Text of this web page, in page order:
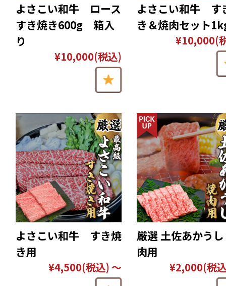
よさこい和牛 ロース
すき焼き600g 箱入
り
¥10,000(税込)
よさこい和牛 す
き＆焼肉セット
¥10,000(
よさこい和牛 すき焼
き用
¥4,500(税込) ～
厳選 土佐あかう
肉用
¥2,000(税